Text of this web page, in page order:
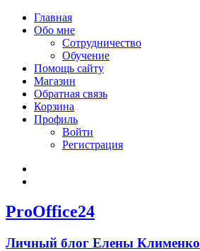
Главная
Обо мне
Сотрудничество
Обучение
Помощь сайту
Магазин
Обратная связь
Корзина
Профиль
Войти
Регистрация
ProOffice24
Личный блог Елены Клименко